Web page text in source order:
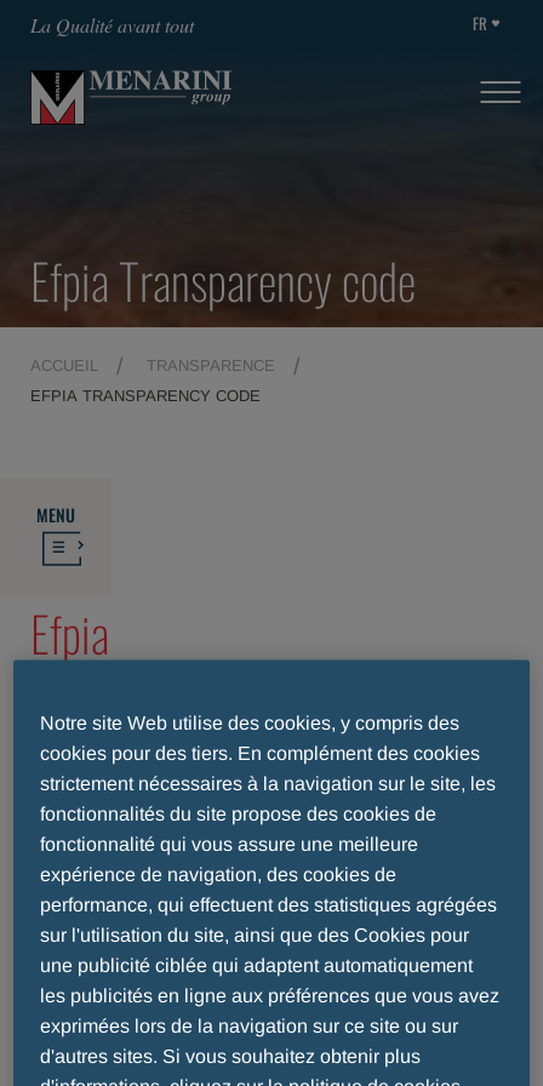
La Qualité avant tout FR
Efpia Transparency code
ACCUEIL
TRANSPARENCE
EFPIA TRANSPARENCY CODE
MENU
Efpia
Transparency
code
Divulgation des transferts de valeur effectués
au profit de professionnels de la santé ou
d’organisations du secteur de la santé.
Les sociétés pharmaceutiques membres de
l'EFPIA European Federation of Pharmaceutical
Notre site Web utilise des cookies, y compris des
cookies pour des tiers. En complément des cookies
strictement nécessaires à la navigation sur le site, les
fonctionnalités du site propose des cookies de
fonctionnalité qui vous assure une meilleure
expérience de navigation, des cookies de
performance, qui effectuent des statistiques agrégées
sur l'utilisation du site, ainsi que des Cookies pour
une publicité ciblée qui adaptent automatiquement
les publicités en ligne aux préférences que vous avez
exprimées lors de la navigation sur ce site ou sur
d'autres sites. Si vous souhaitez obtenir plus